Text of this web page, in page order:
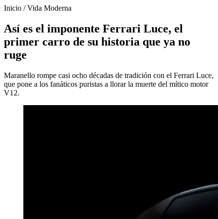
Inicio /Vida Moderna
Así es el imponente Ferrari Luce, el
primer carro de su historia que ya no
ruge
Maranello rompe casi ocho décadas de tradición con el Ferrari Luce,
que pone a los fanáticos puristas a llorar la muerte del mítico motor
V12.